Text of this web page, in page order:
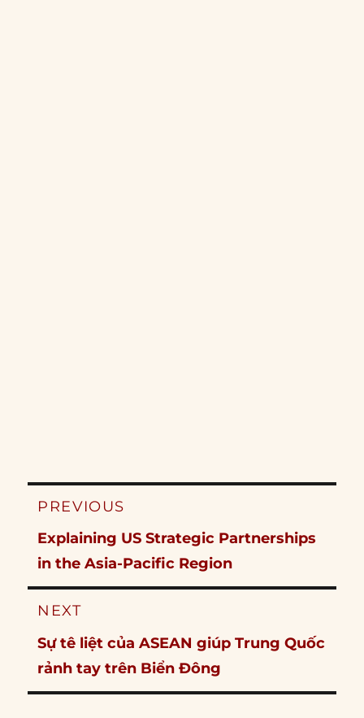
Post
PREVIOUS
Previous
post:
Explaining US Strategic Partnerships
in the Asia-Pacific Region
NEXT
Next
post:
Sự tê liệt của ASEAN giúp Trung Quốc
rảnh tay trên Biển Đông